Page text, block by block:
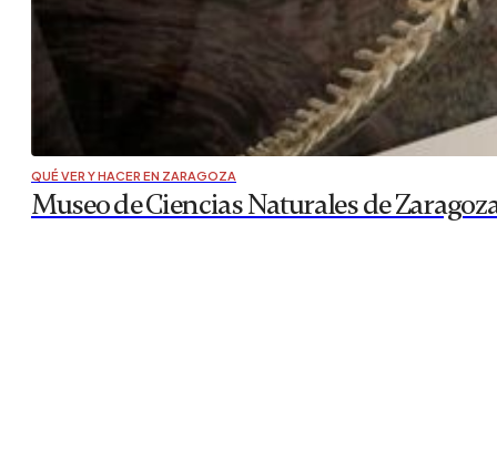
QUÉ VER Y HACER EN ZARAGOZA
Museo de Ciencias Naturales de